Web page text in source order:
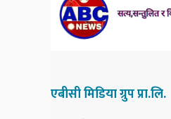
एबीसी मिडिया ग्रुप प्रा.लि.